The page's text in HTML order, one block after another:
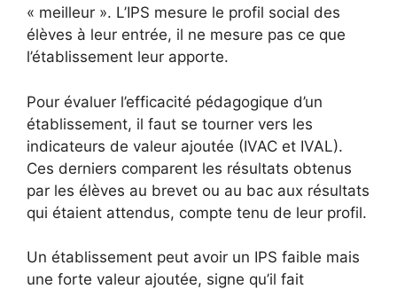
« meilleur ». L’IPS mesure le profil social des
élèves à leur entrée, il ne mesure pas ce que
l’établissement leur apporte.
Pour évaluer l’efficacité pédagogique d’un
établissement, il faut se tourner vers les
indicateurs de valeur ajoutée (IVAC et IVAL).
Ces derniers comparent les résultats obtenus
par les élèves au brevet ou au bac aux résultats
qui étaient attendus, compte tenu de leur profil.
Un établissement peut avoir un IPS faible mais
une forte valeur ajoutée, signe qu’il fait